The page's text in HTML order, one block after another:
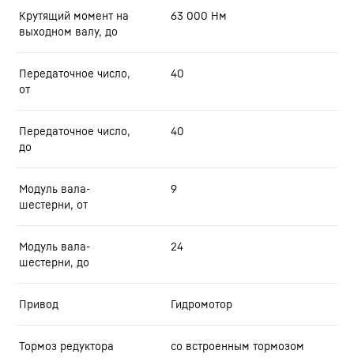
Крутящий момент на
выходном валу, до
63 000 Нм
Передаточное число,
от
40
Передаточное число,
до
40
Модуль вала-
шестерни, от
9
Модуль вала-
шестерни, до
24
Привод Гидромотор
Тормоз редуктора со встроенным тормозом